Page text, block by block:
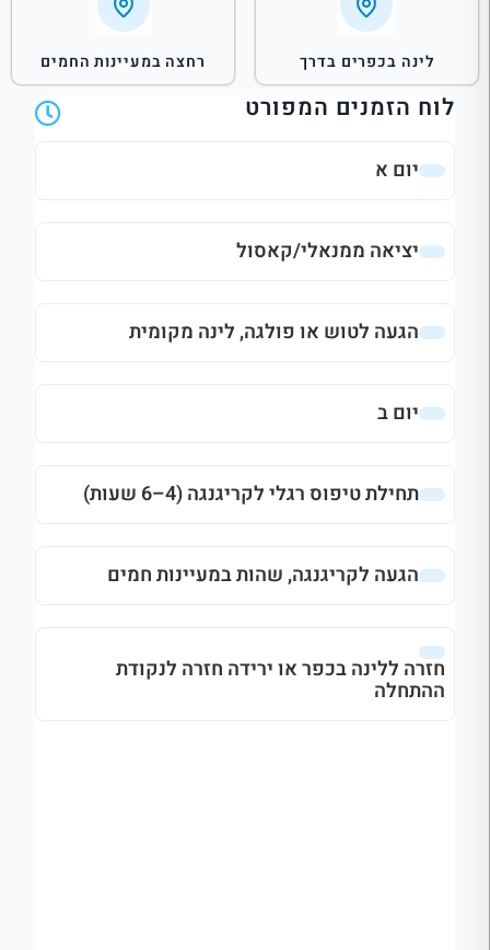
לינה בכפרים בדרך רחצה במעיינות החמים
לוח הזמנים המפורט
יום א
יציאה ממנאלי/קאסול
הגעה לטוש או פולגה, לינה מקומית
יום ב
תחילת טיפוס רגלי לקריגנגה (4–6 שעות)
הגעה לקריגנגה, שהות במעיינות חמים
חזרה ללינה בכפר או ירידה חזרה לנקודת
ההתחלה